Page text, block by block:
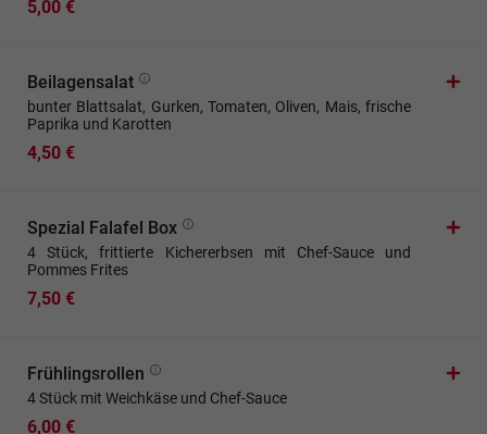
5,00 €
Beilagensalat
bunter Blattsalat, Gurken, Tomaten, Oliven, Mais, frische
Paprika und Karotten
4,50 €
Spezial Falafel Box
4 Stück, frittierte Kichererbsen mit Chef-Sauce und
Pommes Frites
7,50 €
Frühlingsrollen
4 Stück mit Weichkäse und Chef-Sauce
6,00 €